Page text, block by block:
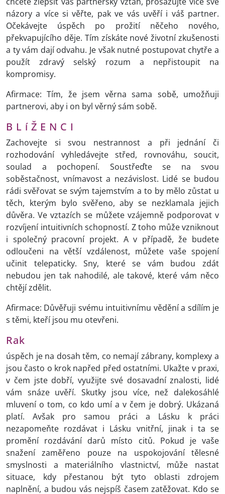
názory a více si věřte, pak ve vás uvěří i váš partner.
Očekávejte úspěch po prožití něčeho nového,
překvapujícího děje. Tím získáte nové životní zkušenosti
a ty vám dají odvahu. Je však nutné postupovat chytře a
použít zdravý selský rozum a nepřistoupit na
kompromisy.
Afirmace: Tím, že jsem věrna sama sobě, umožňuji
partnerovi, aby i on byl věrný sám sobě.
B L í Ž E N C I
Zachovejte si svou nestrannost a při jednání či
rozhodování vyhledávejte střed, rovnováhu, soucit,
soulad a pochopení. Soustřeďte se na svou
soběstačnost, vnímavost a nezávislost. Lidé se budou
rádi svěřovat se svým tajemstvím a to by mělo zůstat u
těch, kterým bylo svěřeno, aby se nezklamala jejich
důvěra. Ve vztazích se můžete vzájemně podporovat v
rozvíjení intuitivních schopností. Z toho může vzniknout
i společný pracovní projekt. A v případě, že budete
odloučeni na větší vzdálenost, můžete vaše spojení
učinit telepaticky. Sny, které se vám budou zdát
nebudou jen tak nahodilé, ale takové, které vám něco
chtějí zdělit.
Afirmace: Důvěřuji svému intuitivnímu vědění a sdílím je
s těmi, kteří jsou mu otevřeni.
Rak
úspěch je na dosah těm, co nemají zábrany, komplexy a
jsou často o krok napřed před ostatními. Ukažte v praxi,
v čem jste dobří, využijte své dosavadní znalosti, lidé
vám snáze uvěří. Skutky jsou více, než dalekosáhlé
mluvení o tom, co kdo umí a v čem je dobrý. Ukázaná
platí. Avšak pro samou práci a Lásku k práci
nezapomeňte rozdávat i Lásku vnitřní, jinak i ta se
promění rozdávání darů místo citů. Pokud je vaše
snažení zaměřeno pouze na uspokojování tělesné
smyslnosti a materiálního vlastnictví, může nastat
situace, kdy přestanou být tyto oblasti zdrojem
naplnění, a budou vás nejspíš časem zatěžovat. Kdo se